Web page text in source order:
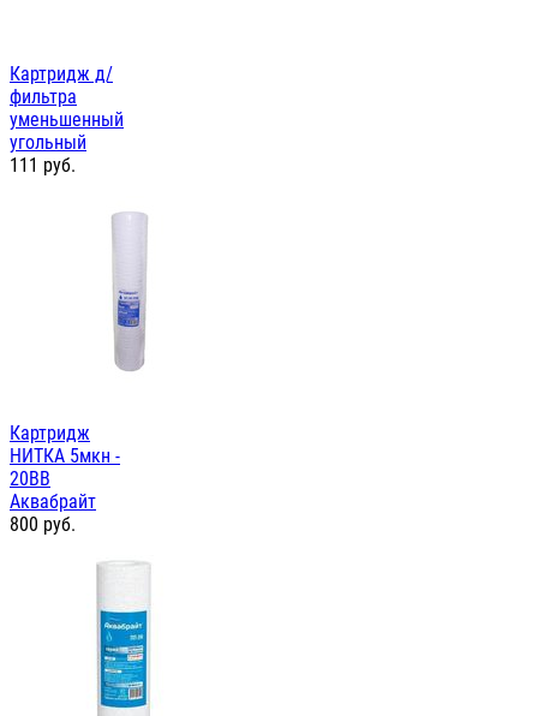
Картридж д/
фильтра
уменьшенный
угольный
111 руб.
Картридж
НИТКА 5мкн -
20ВВ
Аквабрайт
800 руб.